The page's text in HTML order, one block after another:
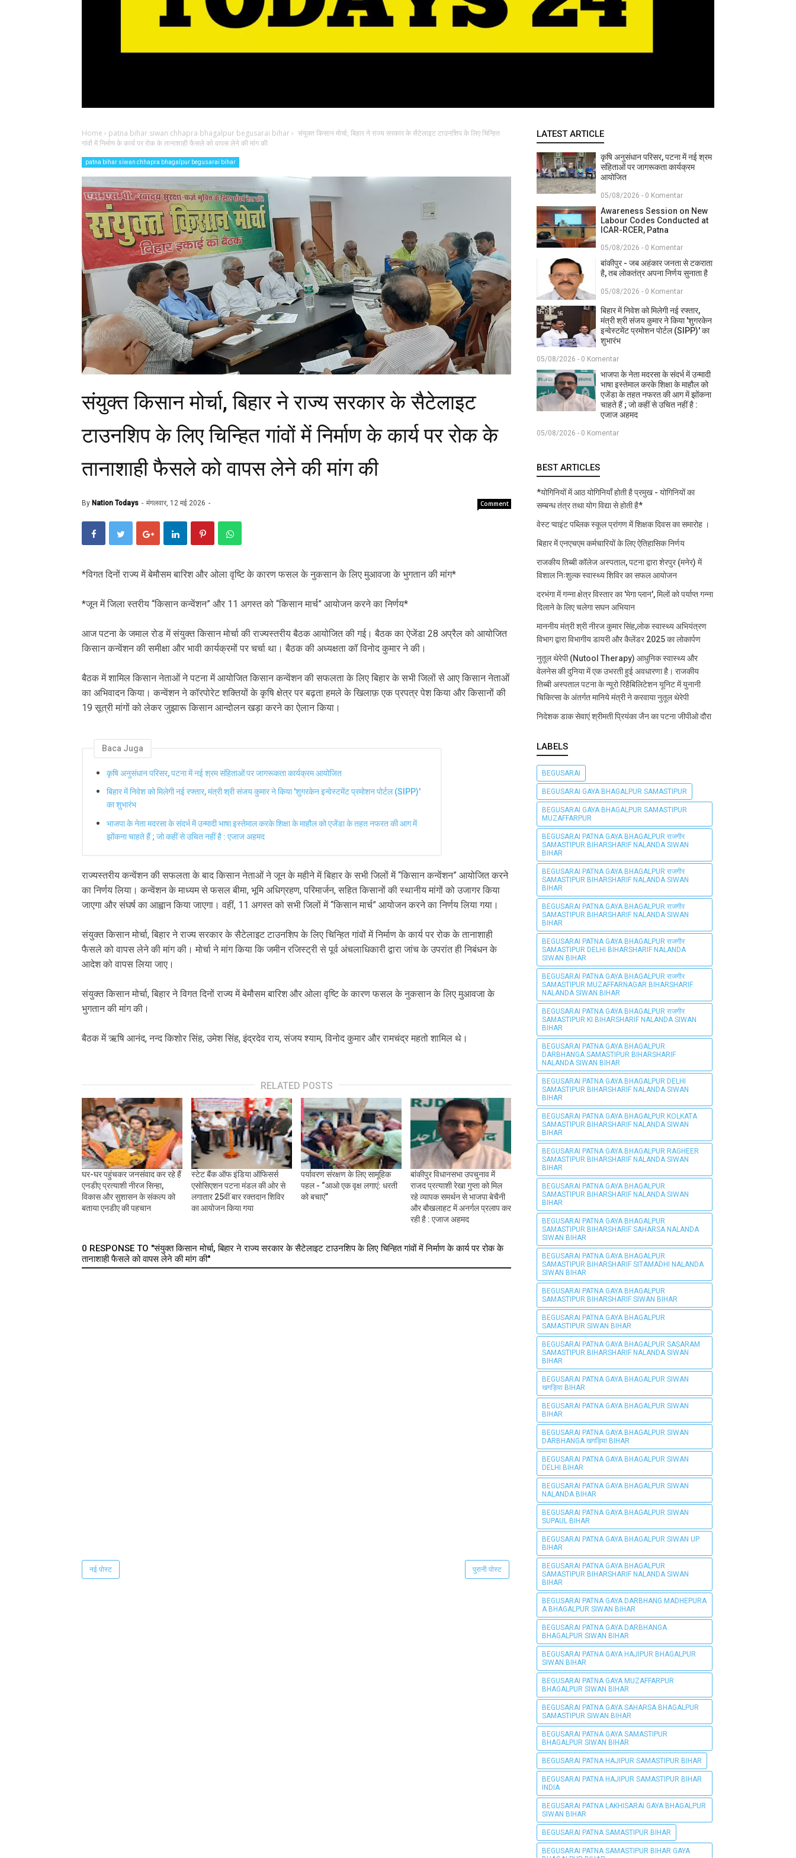
Home › patna bihar siwan chhapra bhagalpur begusarai bihar› संयुक्त किसान मोर्चा, बिहार ने राज्य सरकार के सैटेलाइट टाउनशिप के लिए चिन्हित
गांवों में निर्माण के कार्य पर रोक के तानाशाही फैसले को वापस लेने की मांग की
patna bihar siwan chhapra bhagalpur begusarai bihar
संयुक्त किसान मोर्चा, बिहार ने राज्य सरकार के सैटेलाइट
टाउनशिप के लिए चिन्हित गांवों में निर्माण के कार्य पर रोक के
तानाशाही फैसले को वापस लेने की मांग की
By Nation Todays मंगलवार, 12 मई 2026 Comment
*विगत दिनों राज्य में बेमौसम बारिश और ओला वृष्टि के कारण फसल के नुकसान के लिए मुआवजा के भुगतान की मांग*
*जून में जिला स्तरीय “किसान कन्वेंशन” और 11 अगस्त को “किसान मार्च” आयोजन करने का निर्णय*
आज पटना के जमाल रोड में संयुक्त किसान मोर्चा की राज्यस्तरीय बैठक आयोजित की गई। बैठक का ऐजेंडा 28 अप्रैल को आयोजित
किसान कन्वेंशन की समीक्षा और भावी कार्यक्रमों पर चर्चा था। बैठक की अध्यक्षता कॉ विनोद कुमार ने की।
बैठक में शामिल किसान नेताओं ने पटना में आयोजित किसान कन्वेंशन की सफलता के लिए बिहार के सभी जिलों से आए किसान नेताओं
का अभिवादन किया। कन्वेंशन ने कॉरपोरेट शक्तियों के कृषि क्षेत्र पर बढ़ता हमले के खिलाफ़ एक प्रपत्र पेश किया और किसानों की
19 सूत्री मांगों को लेकर जुझारू किसान आन्दोलन खड़ा करने का ऐलान किया।
Baca Juga
कृषि अनुसंधान परिसर, पटना में नई श्रम संहिताओं पर जागरूकता कार्यक्रम आयोजित
बिहार में निवेश को मिलेगी नई रफ्तार, मंत्री श्री संजय कुमार ने किया 'शुगरकेन इन्वेस्टमेंट प्रमोशन पोर्टल (SIPP)'
का शुभारंभ
भाजपा के नेता मदरसा के संदर्भ में उन्मादी भाषा इस्तेमाल करके शिक्षा के माहौल को एजेंडा के तहत नफरत की आग में
झोंकना चाहते हैं ; जो कहीं से उचित नहीं है : एजाज अहमद
राज्यस्तरीय कन्वेंशन की सफलता के बाद किसान नेताओं ने जून के महीने में बिहार के सभी जिलों में “किसान कन्वेंशन” आयोजित करने
का निर्णय लिया। कन्वेंशन के माध्यम से फसल बीमा, भूमि अधिग्रहण, परिमार्जन, सहित किसानों की स्थानीय मांगों को उजागर किया
जाएगा और संघर्ष का आह्वान किया जाएगा। वहीं, 11 अगस्त को सभी जिलों में “किसान मार्च” आयोजन करने का निर्णय लिया गया।
संयुक्त किसान मोर्चा, बिहार ने राज्य सरकार के सैटेलाइट टाउनशिप के लिए चिन्हित गांवों में निर्माण के कार्य पर रोक के तानाशाही
फैसले को वापस लेने की मांग की। मोर्चा ने मांग किया कि जमीन रजिस्ट्री से पूर्व अंचलाधिकारी द्वारा जांच के उपरांत ही निबंधन के
आदेश को वापस लिया जाए।
संयुक्त किसान मोर्चा, बिहार ने विगत दिनों राज्य में बेमौसम बारिश और ओला वृष्टि के कारण फसल के नुकसान के लिए मुआवजा के
भुगतान की मांग की।
बैठक में ऋषि आनंद, नन्द किशोर सिंह, उमेश सिंह, इंद्रदेव राय, संजय श्याम, विनोद कुमार और रामचंद्र महतो शामिल थे।
RELATED POSTS
घर-घर पहुंचकर जनसंवाद कर रहे हैं
एनडीए प्रत्याशी नीरज सिन्हा,
विकास और सुशासन के संकल्प को
बताया एनडीए की पहचान
स्टेट बैंक ऑफ इंडिया ऑफिसर्स
एसोसिएशन पटना मंडल की ओर से
लगातार 25वीं बार रक्तदान शिविर
का आयोजन किया गया
पर्यावरण संरक्षण के लिए सामूहिक
पहल - “आओ एक वृक्ष लगाएं: धरती
को बचाएं”
बांकीपुर विधानसभा उपचुनाव में
राजद प्रत्याशी रेखा गुप्ता को मिल
रहे व्यापक समर्थन से भाजपा बेचैनी
और बौखलाहट में अनर्गल प्रलाप कर
रही है : एजाज अहमद
0 RESPONSE TO "संयुक्त किसान मोर्चा, बिहार ने राज्य सरकार के सैटेलाइट टाउनशिप के लिए चिन्हित गांवों में निर्माण के कार्य पर रोक के
तानाशाही फैसले को वापस लेने की मांग की"
नई पोस्ट पुरानी पोस्ट
LATEST ARTICLE
कृषि अनुसंधान परिसर, पटना में नई श्रम
संहिताओं पर जागरूकता कार्यक्रम
आयोजित
05/08/2026 - 0 Komentar
Awareness Session on New
Labour Codes Conducted at
ICAR-RCER, Patna
05/08/2026 - 0 Komentar
बांकीपुर - जब अहंकार जनता से टकराता
है, तब लोकतंत्र अपना निर्णय सुनाता है
05/08/2026 - 0 Komentar
बिहार में निवेश को मिलेगी नई रफ्तार,
मंत्री श्री संजय कुमार ने किया 'शुगरकेन
इन्वेस्टमेंट प्रमोशन पोर्टल (SIPP)' का
शुभारंभ
05/08/2026 - 0 Komentar
भाजपा के नेता मदरसा के संदर्भ में उन्मादी
भाषा इस्तेमाल करके शिक्षा के माहौल को
एजेंडा के तहत नफरत की आग में झोंकना
चाहते हैं ; जो कहीं से उचित नहीं है :
एजाज अहमद
05/08/2026 - 0 Komentar
BEST ARTICLES
*योगिनियों में आठ योगिनियाँ होती है प्रमुख - योगिनियों का
सम्बन्ध तंत्र तथा योग विद्या से होती है*
वेस्ट प्वाइंट पब्लिक स्कूल प्रांगण में शिक्षक दिवस का समारोह ।
बिहार में एनएचएम कर्मचारियों के लिए ऐतिहासिक निर्णय
राजकीय तिब्बी कॉलेज अस्पताल, पटना द्वारा शेरपुर (मनेर) में
विशाल निःशुल्क स्वास्थ्य शिविर का सफल आयोजन
दरभंगा में गन्ना क्षेत्र विस्तार का 'मेगा प्लान', मिलों को पर्याप्त गन्ना
दिलाने के लिए चलेगा सघन अभियान
माननीय मंत्री श्री नीरज कुमार सिंह,लोक स्वास्थ्य अभियंत्रण
विभाग द्वारा विभागीय डायरी और कैलेंडर 2025 का लोकार्पण
नुतूल थेरेपी (Nutool Therapy) आधुनिक स्वास्थ्य और
वेलनेस की दुनिया में एक उभरती हुई अवधारणा है। राजकीय
तिब्बी अस्पताल पटना के न्यूरो रिहैबिलिटेशन यूनिट में युनानी
चिकित्सा के अंतर्गत मानिये मंत्री ने करवाया नुतूल थेरेपी
निदेशक डाक सेवाएं श्रीमती प्रियंका जैन का पटना जीपीओ दौरा
LABELS
BEGUSARAI
BEGUSARAI GAYA BHAGALPUR SAMASTIPUR
BEGUSARAI GAYA BHAGALPUR SAMASTIPUR
MUZAFFARPUR
BEGUSARAI PATNA GAYA BHAGALPUR राजगीर
SAMASTIPUR BIHARSHARIF NALANDA SIWAN
BIHAR
BEGUSARAI PATNA GAYA BHAGALPUR राजगीर
SAMASTIPUR BIHARSHARIF NALANDA SIWAN
BIHAR
BEGUSARAI PATNA GAYA BHAGALPUR राजगीर
SAMASTIPUR BIHARSHARIF NALANDA SIWAN
BIHAR
BEGUSARAI PATNA GAYA BHAGALPUR राजगीर
SAMASTIPUR DELHI BIHARSHARIF NALANDA
SIWAN BIHAR
BEGUSARAI PATNA GAYA BHAGALPUR राजगीर
SAMASTIPUR MUZAFFARNAGAR BIHARSHARIF
NALANDA SIWAN BIHAR
BEGUSARAI PATNA GAYA BHAGALPUR राजगीर
SAMASTIPUR KI BIHARSHARIF NALANDA SIWAN
BIHAR
BEGUSARAI PATNA GAYA BHAGALPUR
DARBHANGA SAMASTIPUR BIHARSHARIF
NALANDA SIWAN BIHAR
BEGUSARAI PATNA GAYA BHAGALPUR DELHI
SAMASTIPUR BIHARSHARIF NALANDA SIWAN
BIHAR
BEGUSARAI PATNA GAYA BHAGALPUR KOLKATA
SAMASTIPUR BIHARSHARIF NALANDA SIWAN
BIHAR
BEGUSARAI PATNA GAYA BHAGALPUR RAGHEER
SAMASTIPUR BIHARSHARIF NALANDA SIWAN
BIHAR
BEGUSARAI PATNA GAYA BHAGALPUR
SAMASTIPUR BIHARSHARIF NALANDA SIWAN
BIHAR
BEGUSARAI PATNA GAYA BHAGALPUR
SAMASTIPUR BIHARSHARIF SAHARSA NALANDA
SIWAN BIHAR
BEGUSARAI PATNA GAYA BHAGALPUR
SAMASTIPUR BIHARSHARIF SITAMADHI NALANDA
SIWAN BIHAR
BEGUSARAI PATNA GAYA BHAGALPUR
SAMASTIPUR BIHARSHARIF SIWAN BIHAR
BEGUSARAI PATNA GAYA BHAGALPUR
SAMASTIPUR SIWAN BIHAR
BEGUSARAI PATNA GAYA BHAGALPUR SASARAM
SAMASTIPUR BIHARSHARIF NALANDA SIWAN
BIHAR
BEGUSARAI PATNA GAYA BHAGALPUR SIWAN
खगड़िया BIHAR
BEGUSARAI PATNA GAYA BHAGALPUR SIWAN
BIHAR
BEGUSARAI PATNA GAYA BHAGALPUR SIWAN
DARBHANGA खगड़िया BIHAR
BEGUSARAI PATNA GAYA BHAGALPUR SIWAN
DELHI BIHAR
BEGUSARAI PATNA GAYA BHAGALPUR SIWAN
NALANDA BIHAR
BEGUSARAI PATNA GAYA BHAGALPUR SIWAN
SUPAUL BIHAR
BEGUSARAI PATNA GAYA BHAGALPUR SIWAN UP
BIHAR
BEGUSARAI PATNA GAYA BHAGALPUR
SAMASTIPUR BIHARSHARIF NALANDA SIWAN
BIHAR
BEGUSARAI PATNA GAYA DARBHANG MADHEPURA
A BHAGALPUR SIWAN BIHAR
BEGUSARAI PATNA GAYA DARBHANGA
BHAGALPUR SIWAN BIHAR
BEGUSARAI PATNA GAYA HAJIPUR BHAGALPUR
SIWAN BIHAR
BEGUSARAI PATNA GAYA MUZAFFARPUR
BHAGALPUR SIWAN BIHAR
BEGUSARAI PATNA GAYA SAHARSA BHAGALPUR
SAMASTIPUR SIWAN BIHAR
BEGUSARAI PATNA GAYA SAMASTIPUR
BHAGALPUR SIWAN BIHAR
BEGUSARAI PATNA HAJIPUR SAMASTIPUR BIHAR
BEGUSARAI PATNA HAJIPUR SAMASTIPUR BIHAR
INDIA
BEGUSARAI PATNA LAKHISARAI GAYA BHAGALPUR
SIWAN BIHAR
BEGUSARAI PATNA SAMASTIPUR BIHAR
BEGUSARAI PATNA SAMASTIPUR BIHAR GAYA